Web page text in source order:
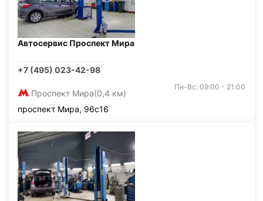
Автосервис Проспект Мира
+7 (495) 023-42-98
Проспект Мира(0,4 км)
Пн-Вс: 09:00 - 21:00
проспект Мира, 96с16